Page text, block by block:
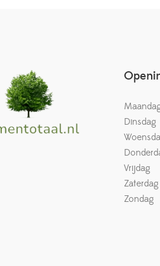
Dinsdag
Vrijdag
Zaterdag
Zondag